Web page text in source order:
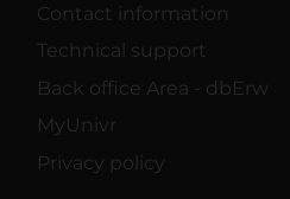
Contact information
Technical support
Back office Area - dbErw
MyUnivr
Privacy policy